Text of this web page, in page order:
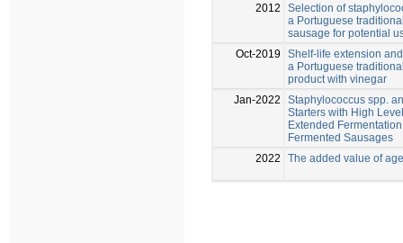
2012
Selection of
a Portuguese
sausage for potential
Oct-2019
Shelf-life extension
a Portuguese
product with vinegar
Jan-2022
Staphylococcus spp.
Starters with High
Extended
Fermented Sausages
2022
The added value of